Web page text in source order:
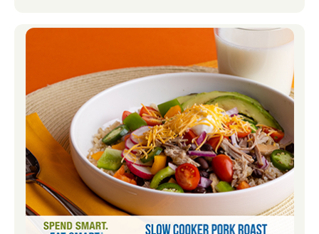
الصعب إعداد وجبة تستغرق وقتا طويلا.